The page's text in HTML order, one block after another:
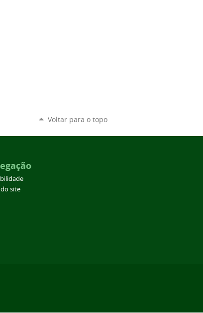
Voltar para o topo
site